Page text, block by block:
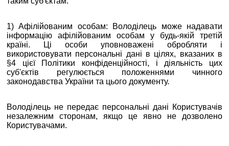
1) Афілійованим особам: Володілець може надавати
інформацію афілійованим особам у будь-якій третій
країні. Ці особи уповноважені обробляти і
використовувати персональні дані в цілях, вказаних в
§4 цієї Політики конфіденційності, і діяльність цих
суб'єктів регулюється положеннями чинного
законодавства України та цього документу.
Володілець не передає персональні дані Користувачів
незалежним сторонам, якщо це явно не дозволено
Користувачами.